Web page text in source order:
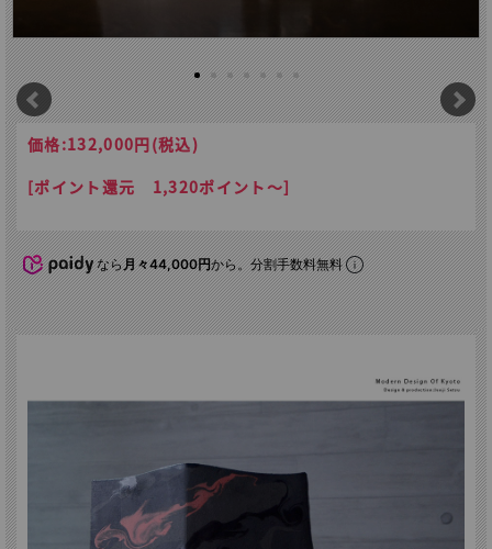
価格:132,000円(税込)
[ポイント還元 1,320ポイント～]
なら月々44,000円から。分割手数料無料